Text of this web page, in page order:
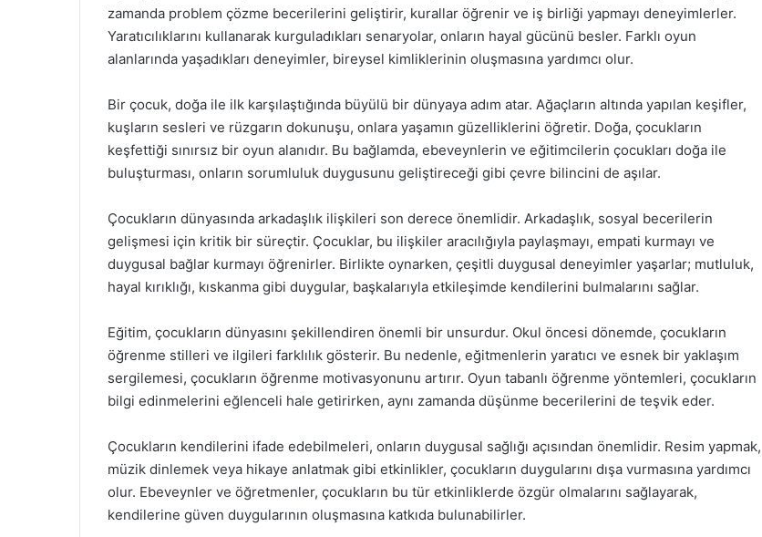
zamanda problem çözme becerilerini geliştirir, kurallar öğrenir ve iş birliği yapmayı deneyimlerler.
Yaratıcılıklarını kullanarak kurguladıkları senaryolar, onların hayal gücünü besler. Farklı oyun
alanlarında yaşadıkları deneyimler, bireysel kimliklerinin oluşmasına yardımcı olur.
Bir çocuk, doğa ile ilk karşılaştığında büyülü bir dünyaya adım atar. Ağaçların altında yapılan keşifler,
kuşların sesleri ve rüzgarın dokunuşu, onlara yaşamın güzelliklerini öğretir. Doğa, çocukların
keşfettiği sınırsız bir oyun alanıdır. Bu bağlamda, ebeveynlerin ve eğitimcilerin çocukları doğa ile
buluşturması, onların sorumluluk duygusunu geliştireceği gibi çevre bilincini de aşılar.
Çocukların dünyasında arkadaşlık ilişkileri son derece önemlidir. Arkadaşlık, sosyal becerilerin
gelişmesi için kritik bir süreçtir. Çocuklar, bu ilişkiler aracılığıyla paylaşmayı, empati kurmayı ve
duygusal bağlar kurmayı öğrenirler. Birlikte oynarken, çeşitli duygusal deneyimler yaşarlar; mutluluk,
hayal kırıklığı, kıskanma gibi duygular, başkalarıyla etkileşimde kendilerini bulmalarını sağlar.
Eğitim, çocukların dünyasını şekillendiren önemli bir unsurdur. Okul öncesi dönemde, çocukların
öğrenme stilleri ve ilgileri farklılık gösterir. Bu nedenle, eğitmenlerin yaratıcı ve esnek bir yaklaşım
sergilemesi, çocukların öğrenme motivasyonunu artırır. Oyun tabanlı öğrenme yöntemleri, çocukların
bilgi edinmelerini eğlenceli hale getirirken, aynı zamanda düşünme becerilerini de teşvik eder.
Çocukların kendilerini ifade edebilmeleri, onların duygusal sağlığı açısından önemlidir. Resim yapmak,
müzik dinlemek veya hikaye anlatmak gibi etkinlikler, çocukların duygularını dışa vurmasına yardımcı
olur. Ebeveynler ve öğretmenler, çocukların bu tür etkinliklerde özgür olmalarını sağlayarak,
kendilerine güven duygularının oluşmasına katkıda bulunabilirler.